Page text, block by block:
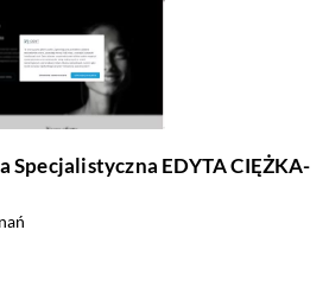
EDYTA CIĘŻKA-